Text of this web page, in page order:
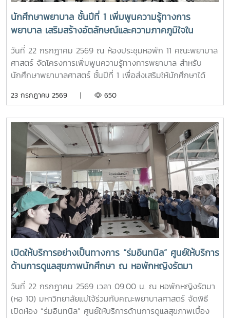
สัญญาณชีพ การช่วยฟื้นคืนชีพ (CPR) การฝึกพันผ้า การฝึก
ทักษะการฉีดยาเบื้องต้นกับหุ่นจำลอง และกายวิพากษ์ โดยมี
อาจารย์และนักศึกษาพยาบาลคอยให้คำแนะนำอย่างใกล้ชิด
บรรยากาศเต็มไปด้วยความอบอุ่น สนุกสนาน เป็นกันเอง
นักเรียนให้ความสนใจเข้าร่วมกิจกรรมเป็นอย่างมาก ตลอดจนซัก
ถามแลกเปลี่ยนความคิดเห็นกับคณาจารย์และรุ่นพี่นักศึกษาใน
เวลาอ่านหนังสือ เป็นต้นอย่างไรก็ตาม การศึกษาดูงานครั้งนี้
แรงบันดาลใจแก่นักเรียนในการก้าวสู่การเป็นบุคลากรทางการ
พยาบาลในอนาคตต่อไป
นักศึกษาพยาบาล ชั้นปีที่ 1 เพิ่มพูนความรู้ทางการ
พยาบาล เสริมสร้างอัตลักษณ์และความภาคภูมิใจใน
สถาบัน ภายใต้รายวิชา แม่โจ้วิถีใหม่
วันที่ 22 กรกฎาคม 2569 ณ ห้องประชุมหอพัก 11 คณะพยาบาล
ศาสตร์ จัดโครงการเพิ่มพูนความรู้ทางการพยาบาล สำหรับ
นักศึกษาพยาบาลศาสตร์ ชั้นปีที่ 1 เพื่อส่งเสริมให้นักศึกษาได้
มหาวิทยาลัย ตลอดจนปลูกฝังความภาคภูมิใจในความเป็น “ลูก
วิถีใหม่ (11701001)ในการนี้ รองศาสตราจารย์ ดร.เทพ พงษ์พา
นิช นายกสภามหาวิทยาลัยแม่โจ้ พร้อมด้วย นายพงษ์พิพัฒน์
ราชจันทร์ หัวหน้างานพัฒนานักศึกษาและศิษย์เก่าสัมพันธ์ ใน
ฐานะอาจารย์ประจำรายวิชา ร่วมให้ความรู้เกี่ยวกับประวัติความ
เป็นมา ปรัชญา และอัตลักษณ์ของมหาวิทยาลัยแม่โจ้ เพื่อสร้าง
ความเข้าใจและความผูกพันต่อสถาบันโอกาสนี้ รองศาสตราจารย์
ดร.เทพ พงษ์พานิช ได้เน้นย้ำให้นักศึกษาเรียนรู้รากเหง้าความ
เป็นแม่โจ้ มีความภาคภูมิใจในสถาบัน มีพลังใจในการศึกษา ยึด
มั่นและดำเนินตามรอยคุณงามความดีของปูชนียบุคคล ประพฤติ
ตนเป็นคนดี มีความรับผิดชอบ ยึดถืออัตลักษณ์ของนักศึกษา
พยาบาลศาสตร์ มหาวิทยาลัยแม่โจ้ ที่ว่า “งามสง่า จิตอาสา
อดทน สู้งาน” เพื่อเติบโตเป็นบัณฑิตพยาบาลที่มีคุณภาพ เป็น
กำลังสำคัญของสังคมในอนาคตพร้อมกันนี้ นายนพกิจ แผ่พร
รักษาการหัวหน้างานหอพักนักศึกษา ได้บรรยายภาพรวมการ
ดำเนินงานของหอพักนักศึกษา พร้อมแนะนำระบบการดูแลและ
การใช้ชีวิตในรั้วมหาวิทยาลัย และ นายวิทชัย สุขเพราะนา หัวหน้า
23 กรกฎาคม 2569 | 650
เปิดให้บริการอย่างเป็นทางการ “ร่มอินทนิล” ศูนย์ให้บริการ
ด้านการดูแลสุขภาพนักศึกษา ณ หอพักหญิงรัตมา
วันที่ 22 กรกฎาคม 2569 เวลา 09.00 น. ณ หอพักหญิงรัตมา
(หอ 10) มหาวิทยาลัยแม่โจ้ร่วมกับคณะพยาบาลศาสตร์ จัดพิธี
เปิดห้อง “ร่มอินทนิล” ศูนย์ให้บริการด้านการดูแลสุขภาพเบื้อง